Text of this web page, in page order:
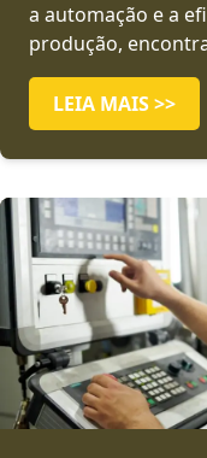
a automação e a
produção,
LEIA MAIS >>